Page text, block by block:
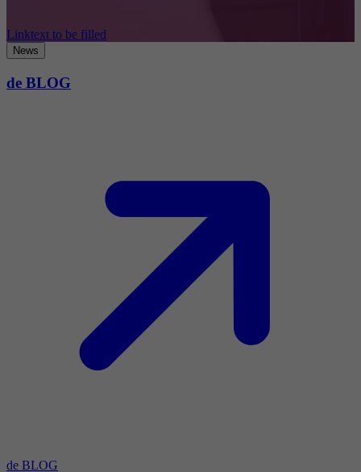
Linktext to be filled
News
de BLOG
de BLOG